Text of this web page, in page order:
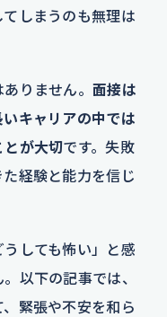
しまうのも無理は
ありません。面接は
キャリアの中では
とが大切です。失敗
経験と能力を信じ
しても怖い」と感
以下の記事では、
、緊張や不安を和ら